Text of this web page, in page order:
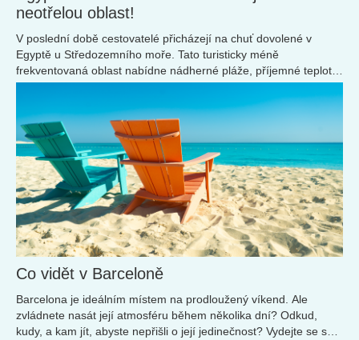
neotřelou oblast!
V poslední době cestovatelé přicházejí na chuť dovolené v
Egyptě u Středozemního moře. Tato turisticky méně
frekventovaná oblast nabídne nádherné pláže, příjemné teploty
a mnoho dalšího!
Co vidět v Barceloně
Barcelona je ideálním místem na prodloužený víkend. Ale
zvládnete nasát její atmosféru během několika dní? Odkud,
kudy, a kam jít, abyste nepřišli o její jedinečnost? Vydejte se s